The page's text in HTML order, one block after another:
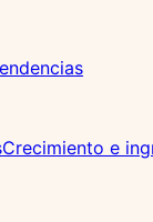
Crecimiento e